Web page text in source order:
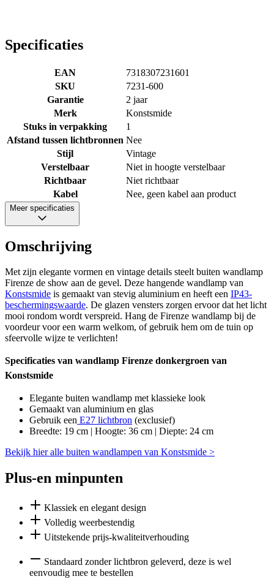
Specificaties
EAN
7318307231601
SKU
7231-600
Garantie
2 jaar
Merk
Konstsmide
Stuks in verpakking
1
Afstand tussen lichtbronnen Nee
Stijl
Vintage
Verstelbaar
Niet in hoogte verstelbaar
Richtbaar
Niet richtbaar
Kabel
Nee, geen kabel aan product
Meer specificaties
Omschrijving
Met zijn elegante vormen en vintage details steelt buiten wandlamp
Firenze de show aan de gevel. Deze hangende wandlamp van
Konstsmide is gemaakt van stevig aluminium en heeft een IP43-
beschermingswaarde. De glazen vensters zorgen ervoor dat het licht
mooi rondom wordt verspreid. Hang de Firenze wandlamp bij de
voordeur voor een warm welkom, of gebruik hem om de tuin op
sfeervolle wijze te verlichten!
Specificaties van wandlamp Firenze donkergroen van
Konstsmide
Elegante buiten wandlamp met klassieke look
Gemaakt van aluminium en glas
Gebruik een E27 lichtbron (exclusief)
Breedte: 19 cm | Hoogte: 36 cm | Diepte: 24 cm
Bekijk hier alle buiten wandlampen van Konstsmide >
Plus-en minpunten
Klassiek en elegant design
Volledig weerbestendig
Uitstekende prijs-kwaliteitverhouding
Standaard zonder lichtbron geleverd, deze is wel
eenvoudig mee te bestellen